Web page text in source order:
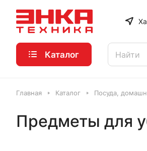
Каталог
Главная Каталог Посуда,
Предметы для